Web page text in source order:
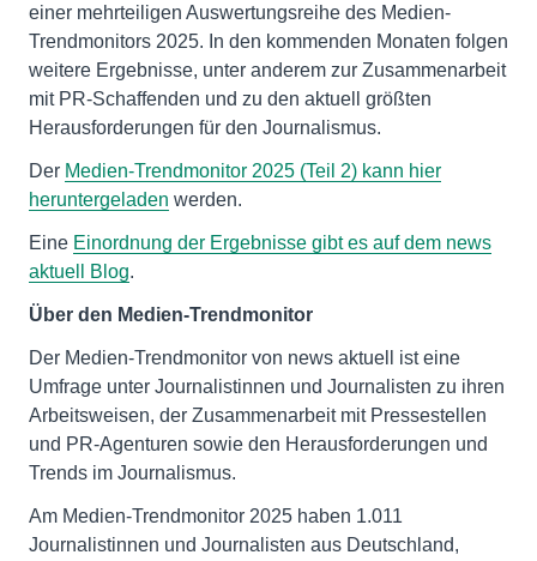
einer mehrteiligen Auswertungsreihe des Medien-
Trendmonitors 2025. In den kommenden Monaten folgen
weitere Ergebnisse, unter anderem zur Zusammenarbeit
mit PR-Schaffenden und zu den aktuell größten
Herausforderungen für den Journalismus.
Der Medien-Trendmonitor 2025 (Teil 2) kann hier
heruntergeladen werden.
Eine Einordnung der Ergebnisse gibt es auf dem news
aktuell Blog.
Über den Medien-Trendmonitor
Der Medien-Trendmonitor von news aktuell ist eine
Umfrage unter Journalistinnen und Journalisten zu ihren
Arbeitsweisen, der Zusammenarbeit mit Pressestellen
und PR-Agenturen sowie den Herausforderungen und
Trends im Journalismus.
Am Medien-Trendmonitor 2025 haben 1.011
Journalistinnen und Journalisten aus Deutschland,